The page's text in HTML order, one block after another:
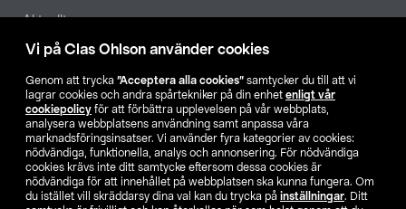
Vi på Clas Ohlson använder cookies
Genom att trycka ”Acceptera alla cookies” samtycker du till att vi
lagrar cookies och andra spårtekniker på din enhet enligt vår
cookiepolicy för att förbättra upplevelsen på vår webbplats,
analysera webbplatsens användning samt anpassa våra
marknadsföringsinsatser. Vi använder fyra kategorier av cookies:
nödvändiga, funktionella, analys och annonsering. För nödvändiga
cookies krävs inte ditt samtycke eftersom dessa cookies är
nödvändiga för att innehållet på webbplatsen ska kunna fungera. Om
du istället vill skräddarsy dina val kan du trycka på inställningar. Ditt
Aktuellt
Hitta butik
SE NO FI